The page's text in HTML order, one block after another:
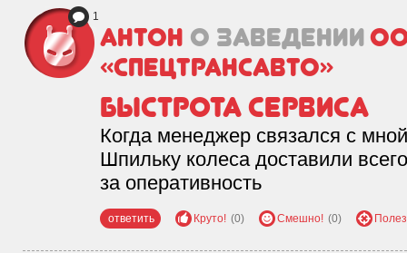
1
Антон о заведении
«Спецтрансавто»
Быстрота сервиса
Когда менеджер связался с
Шпильку колеса доставили
за оперативность
ответить Круто! (0) Смешно! (0)